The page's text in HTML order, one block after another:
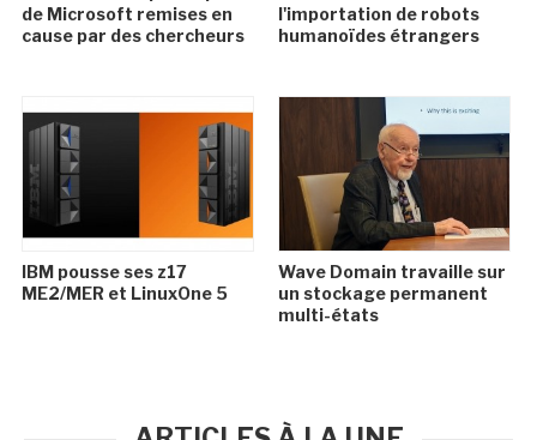
de Microsoft remises en
cause par des chercheurs
l'importation de robots
humanoïdes étrangers
IBM pousse ses z17
ME2/MER et LinuxOne 5
Wave Domain travaille sur
un stockage permanent
multi-états